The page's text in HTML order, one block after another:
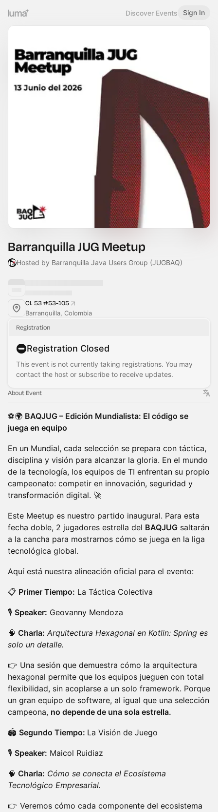
Discover Events Sign In
Barranquilla JUG Meetup
Hosted by Barranquilla Java Users Group (JUGBAQ)
Cl. 53 #53-105
Barranquilla, Colombia
Registration
Registration Closed
This event is not currently taking registrations. You may
contact the host or subscribe to receive updates.
About Event
⚽🌍 BAQJUG – Edición Mundialista: El código se
juega en equipo
En un Mundial, cada selección se prepara con táctica,
disciplina y visión para alcanzar la gloria. En el mundo
de la tecnología, los equipos de TI enfrentan su propio
campeonato: competir en innovación, seguridad y
transformación digital. 🚀
Este Meetup es nuestro partido inaugural. Para esta
fecha doble, 2 jugadores estrella del BAQJUG saltarán
a la cancha para mostrarnos cómo se juega en la liga
tecnológica global.
Aquí está nuestra alineación oficial para el evento:
📋 Primer Tiempo: La Táctica Colectiva
🎙️ Speaker: Geovanny Mendoza
🧠 Charla: Arquitectura Hexagonal en Kotlin: Spring es
solo un detalle.
👉 Una sesión que demuestra cómo la arquitectura
hexagonal permite que los equipos jueguen con total
flexibilidad, sin acoplarse a un solo framework. Porque
un gran equipo de software, al igual que una selección
campeona, no depende de una sola estrella.
🏟️ Segundo Tiempo: La Visión de Juego
🎙️ Speaker: Maicol Ruidiaz
🧠 Charla: Cómo se conecta el Ecosistema
Tecnológico Empresarial.
👉 Veremos cómo cada componente del ecosistema